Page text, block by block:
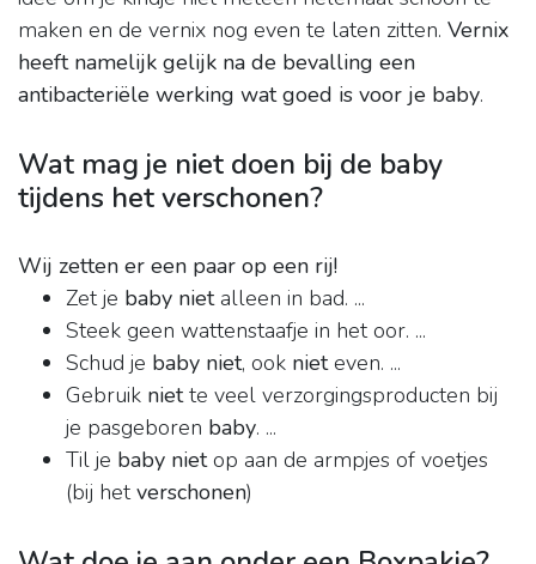
maken en de vernix nog even te laten zitten. Vernix
heeft namelijk gelijk na de bevalling een
antibacteriële werking wat goed is voor je baby.
Wat mag je niet doen bij de baby
tijdens het verschonen?
Wij zetten er een paar op een rij!
Zet je baby nietalleen in bad. ...
Steek geen wattenstaafje in het oor. ...
Schud je baby niet, ook nieteven. ...
Gebruik niette veel verzorgingsproducten bij
je pasgeboren baby. ...
Til je baby nietop aan de armpjes of voetjes
(bij hetverschonen)